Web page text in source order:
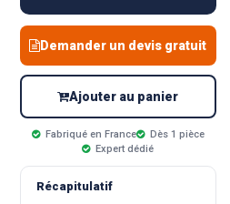
Demander un devis gratuit
Ajouter au panier
Fabriqué en France
Dès 1 pièce
Expert dédié
Récapitulatif